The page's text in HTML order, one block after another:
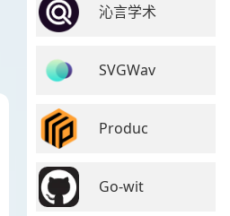
沁言学术
SVGWav
Produc
Go-wit